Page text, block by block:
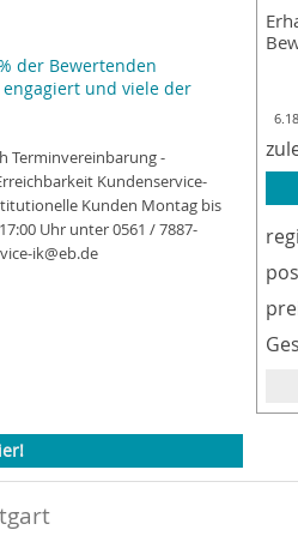
der Bewertenden
und viele der
Terminvereinbarung -
Kundenservice-
Kunden Montag bis
Uhr unter 0561 / 7887-
ik@eb.de